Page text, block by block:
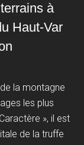
à
Haut-Var
la montagne
les plus
», il est
de la truffe